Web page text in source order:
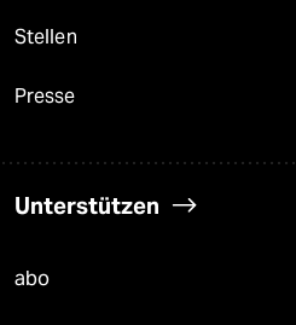
Stellen
Presse
Unterstützen
abo